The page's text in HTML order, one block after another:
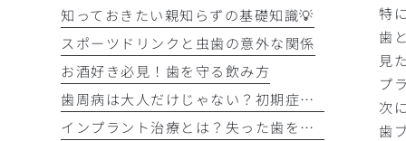
特
歯
見
プ
次
歯
知っておきたい親知らずの基礎知識💡
スポーツドリンクと虫歯の意外な関係
お酒好き必見！歯を守る飲み方
歯周病は大人だけじゃない？初期症状をチェック
インプラント治療とは？失った歯を補う選択肢を正しく知りましょう！！